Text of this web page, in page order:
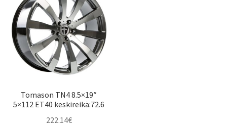
Tomason TN4 8.5×19″
5×112 ET40 keskireikä:72.6
222.14€